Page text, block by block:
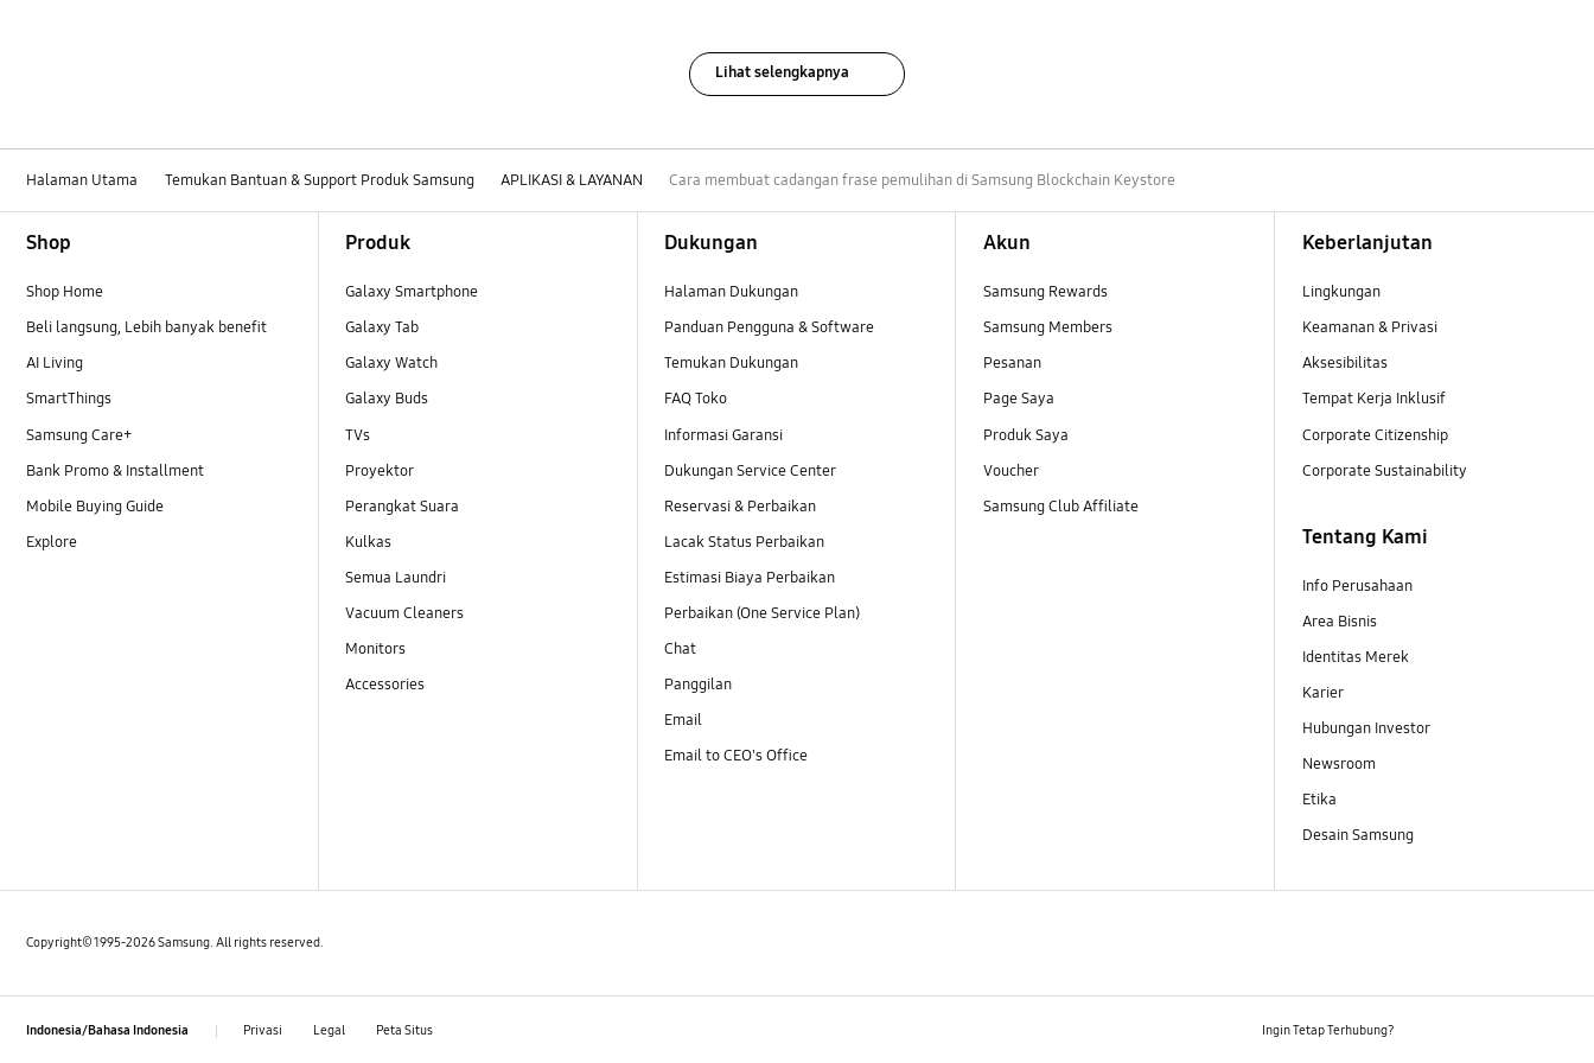
Lihat selengkapnya
Halaman Utama Temukan Bantuan & Support Produk Samsung APLIKASI & LAYANAN Cara membuat cadangan frase pemulihan di Samsung Blockchain Keystore
Shop
Shop Home
Beli langsung, Lebih banyak benefit
AI Living
SmartThings
Samsung Care+
Bank Promo & Installment
Mobile Buying Guide
Explore
Produk
Galaxy Smartphone
Galaxy Tab
Galaxy Watch
Galaxy Buds
TVs
Proyektor
Perangkat Suara
Kulkas
Semua Laundri
Vacuum Cleaners
Monitors
Accessories
Dukungan
Halaman Dukungan
Panduan Pengguna & Software
Temukan Dukungan
FAQ Toko
Informasi Garansi
Dukungan Service Center
Reservasi & Perbaikan
Lacak Status Perbaikan
Estimasi Biaya Perbaikan
Perbaikan (One Service Plan)
Chat
Panggilan
Email
Email to CEO's Office
Akun
Samsung Rewards
Samsung Members
Pesanan
Page Saya
Produk Saya
Voucher
Samsung Club Affiliate
Keberlanjutan
Lingkungan
Keamanan & Privasi
Aksesibilitas
Tempat Kerja Inklusif
Corporate Citizenship
Corporate Sustainability
Tentang Kami
Info Perusahaan
Area Bisnis
Identitas Merek
Karier
Hubungan Investor
Newsroom
Etika
Desain Samsung
Copyright© 1995-2026 Samsung. All rights reserved.
Indonesia/Bahasa Indonesia Privasi Legal Peta Situs Ingin Tetap Terhubung?